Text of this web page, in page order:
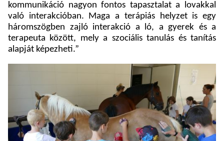
kommunikáció nagyon fontos tapasztalat a lovakkal
való interakcióban. Maga a terápiás helyzet is egy
háromszögben zajló interakció a ló, a gyerek és a
terapeuta között, mely a szociális tanulás és tanítás
alapját képezheti.”